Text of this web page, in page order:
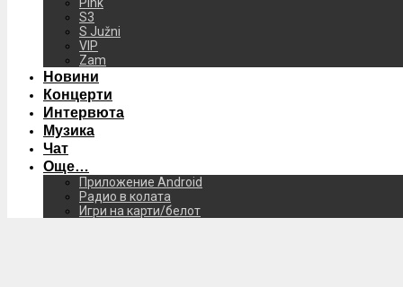
S3
S Južni
VIP
Zam
Новини
Концерти
Интервюта
Музика
Чат
Още…
Приложение Android
Радио в колата
Игри на карти/белот